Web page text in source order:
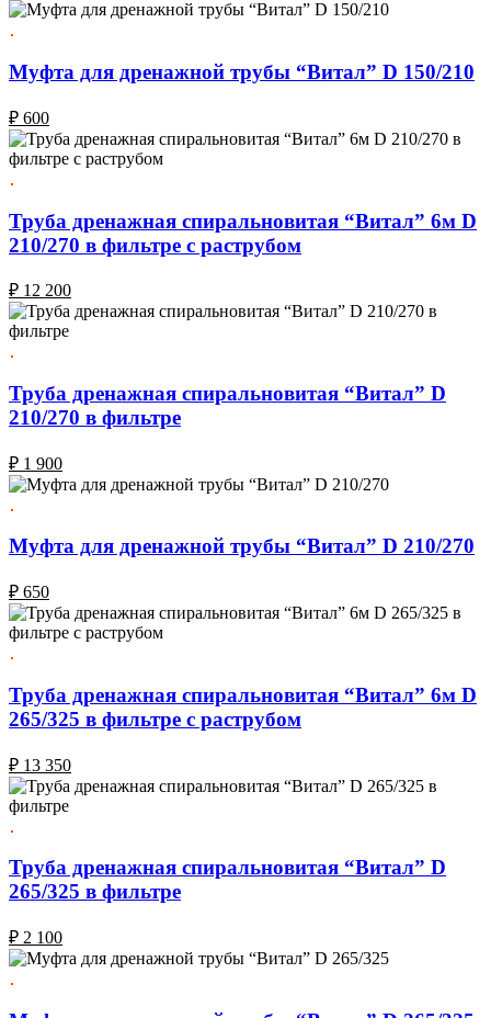
Муфта для дренажной трубы “Витал” D 150/210
₽ 600
Труба дренажная спиральновитая “Витал” 6м D
210/270 в фильтре с раструбом
₽ 12 200
Труба дренажная спиральновитая “Витал” D
210/270 в фильтре
₽ 1 900
Муфта для дренажной трубы “Витал” D 210/270
₽ 650
Труба дренажная спиральновитая “Витал” 6м D
265/325 в фильтре с раструбом
₽ 13 350
Труба дренажная спиральновитая “Витал” D
265/325 в фильтре
₽ 2 100